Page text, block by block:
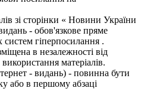
зі сторінки « Новини України
- обов'язкове пряме
гіперпосилання .
в незалежності від
матеріалів.
- видань) - повинна бути
або в першому абзаці